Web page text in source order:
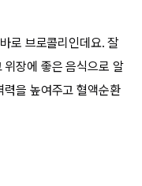
로 브로콜리인데요. 잘
장에 좋은 음식으로 알
력을 높여주고 혈액순환